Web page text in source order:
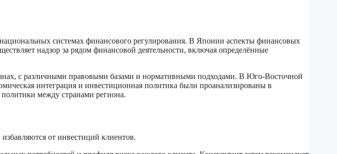
системах финансового регулирования. В Японии аспекты финансовых
надзор за рядом финансовой деятельности, включая определённые
с различными правовыми базами и нормативными подходами. В Юго-Восточной
интеграция и инвестиционная политика были проанализированы в
между странами региона.
от инвестиций клиентов.